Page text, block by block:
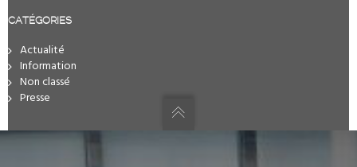
CATÉGORIES
Actualité
Information
Non classé
Presse